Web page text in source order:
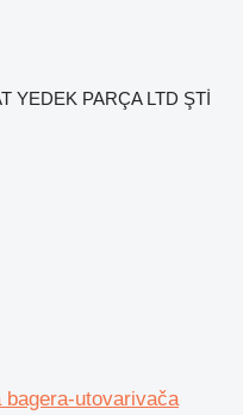
YEDEK PARÇA LTD ŞTİ
bagera-utovarivača